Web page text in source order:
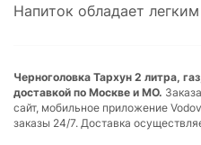
Напиток обладает
Черноголовка Тархун 2 литра,
доставкой по Москве и МО.
сайт, мобильное приложение
заказы 24/7. Доставка